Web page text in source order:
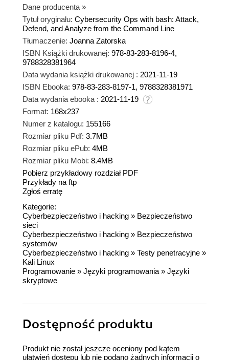
Dane producenta »
Tytuł oryginału: Cybersecurity Ops with bash: Attack,
Defend, and Analyze from the Command Line
Tłumaczenie: Joanna Zatorska
ISBN Książki drukowanej: 978-83-283-8196-4,
9788328381964
Data wydania książki drukowanej : 2021-11-19
ISBN Ebooka: 978-83-283-8197-1, 9788328381971
Data wydania ebooka : 2021-11-19
Format: 168x237
Numer z katalogu: 155166
Rozmiar pliku Pdf: 3.7MB
Rozmiar pliku ePub: 4MB
Rozmiar pliku Mobi: 8.4MB
Pobierz przykładowy rozdział PDF
Przykłady na ftp
Zgłoś erratę
Kategorie:
Cyberbezpieczeństwo i hacking » Bezpieczeństwo
sieci
Cyberbezpieczeństwo i hacking » Bezpieczeństwo
systemów
Cyberbezpieczeństwo i hacking » Testy penetracyjne »
Kali Linux
Programowanie » Języki programowania » Języki
skryptowe
Dostępność produktu
Produkt nie został jeszcze oceniony pod kątem
ułatwień dostępu lub nie podano żadnych informacji o